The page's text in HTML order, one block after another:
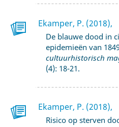
Ekamper, P. (2018),
De blauwe dood in
epidemieën van
cultuurhistorisch
(4): 18‐21.
Ekamper, P. (2018),
Risico op sterven